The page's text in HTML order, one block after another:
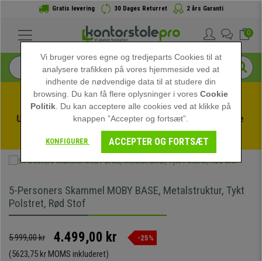
Gratis levering 30 Dages Returret 2 års Garanti
0
Udnyt sommerudsalget hos kontorstolepro! Eksklusive
rabatter i en begrænset periode - Se tilbuddet
5-Personers Skammel MOBY BASE, Metalstruktur, Tykt
Polstret, Rød Stof
5.999,00 kr 4.499,00 kr -25%
(5623,75 kr MOMS inkluderet)
Vi bruger vores egne og tredjeparts Cookies til at
analysere trafikken på vores hjemmeside ved at
indhente de nødvendige data til at studere din
browsing. Du kan få flere oplysninger i voresCookie
Politik . Du kan acceptere alle cookies ved at klikke på
knappen ”Accepter og fortsæt”.
KONFIGURER ACCEPTER OG FORTSÆT